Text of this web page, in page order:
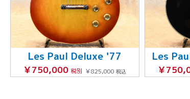
Les Paul Deluxe '77
￥750,000税別 ￥825,000税込
Les
￥